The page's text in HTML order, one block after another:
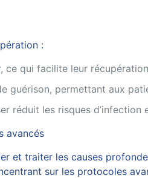
:
ce qui facilite leur
guérison, permettant aux
réduit les risques
avancés
et traiter les causes
sur les protocoles